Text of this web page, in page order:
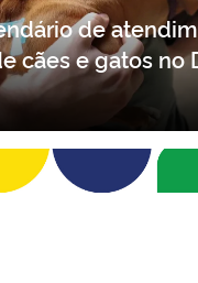
de
cães e gatos no